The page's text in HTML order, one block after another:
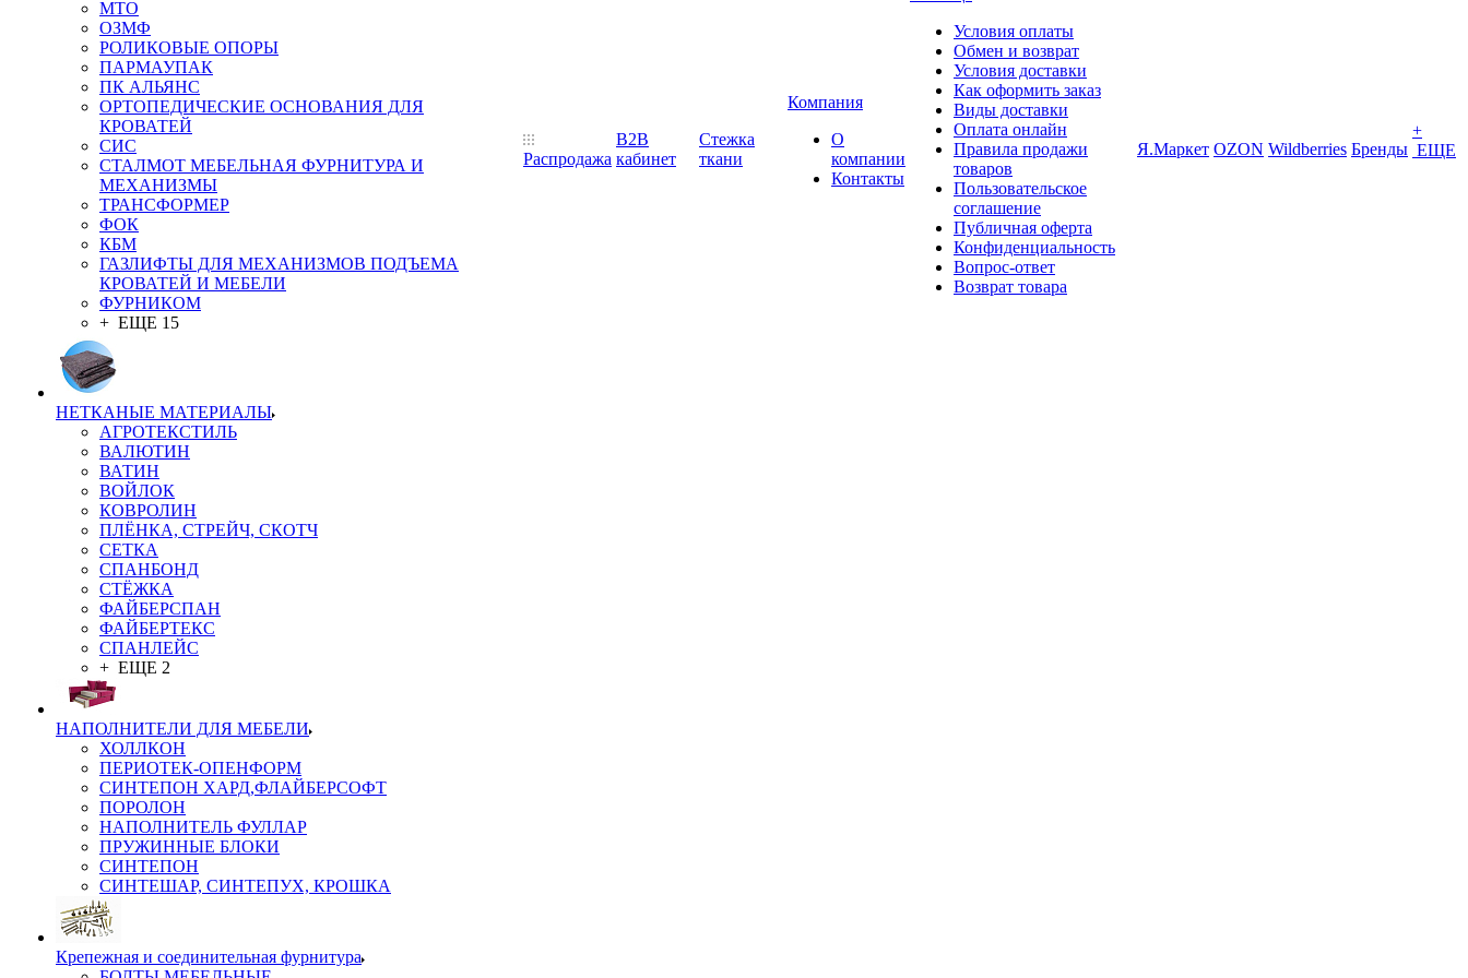
MTO
ОЗМФ
РОЛИКОВЫЕ ОПОРЫ
ПАРМАУПАК
ПК АЛЬЯНС
ОРТОПЕДИЧЕСКИЕ ОСНОВАНИЯ ДЛЯ
КРОВАТЕЙ
СИС
СТАЛМОТ МЕБЕЛЬНАЯ ФУРНИТУРА И
МЕХАНИЗМЫ
ТРАНСФОРМЕР
ФОК
КБМ
ГАЗЛИФТЫ ДЛЯ МЕХАНИЗМОВ ПОДЪЕМА
КРОВАТЕЙ И МЕБЕЛИ
ФУРНИКОМ
+ ЕЩЕ 15
НЕТКАНЫЕ МАТЕРИАЛЫ
АГРОТЕКСТИЛЬ
ВАЛЮТИН
ВАТИН
ВОЙЛОК
КОВРОЛИН
ПЛЁНКА, СТРЕЙЧ, СКОТЧ
СЕТКА
СПАНБОНД
СТЁЖКА
ФАЙБЕРСПАН
ФАЙБЕРТЕКС
СПАНЛЕЙС
+ ЕЩЕ 2
НАПОЛНИТЕЛИ ДЛЯ МЕБЕЛИ
ХОЛЛКОН
ПЕРИОТЕК-ОПЕНФОРМ
СИНТЕПОН ХАРД,ФЛАЙБЕРСОФТ
ПОРОЛОН
НАПОЛНИТЕЛЬ ФУЛЛАР
ПРУЖИННЫЕ БЛОКИ
СИНТЕПОН
СИНТЕШАР, СИНТЕПУХ, КРОШКА
Крепежная и соединительная фурнитура
Распродажа
B2B
кабинет
Стежка
ткани
Компания
О
компании
Контакты
Условия оплаты
Обмен и возврат
Условия доставки
Как оформить заказ
Виды доставки
Оплата онлайн
Правила продажи
товаров
Пользовательское
соглашение
Публичная оферта
Конфиденциальность
Вопрос-ответ
Возврат товара
Я.Маркет OZON Wildberries Бренды
+
ЕЩЕ